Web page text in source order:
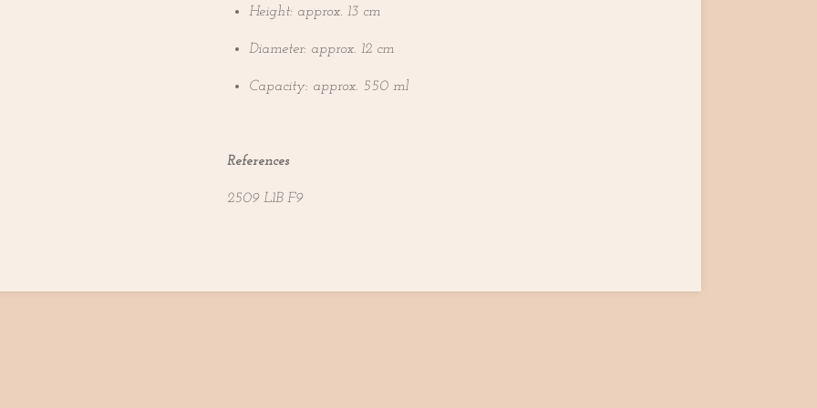
Height: approx. 13 cm
Diameter: approx. 12 cm
Capacity: approx. 550 ml
References
2509 L1B F9